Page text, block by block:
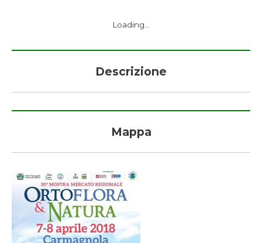
Loading...
Descrizione
Mappa